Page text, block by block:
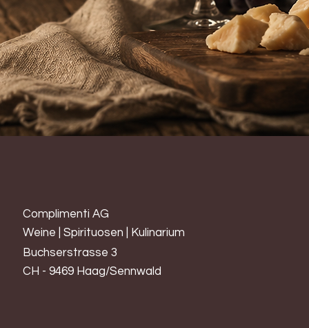
Complimenti AG
Weine | Spirituosen | Kulinarium
Buchserstrasse 3
CH - 9469 Haag/Sennwald